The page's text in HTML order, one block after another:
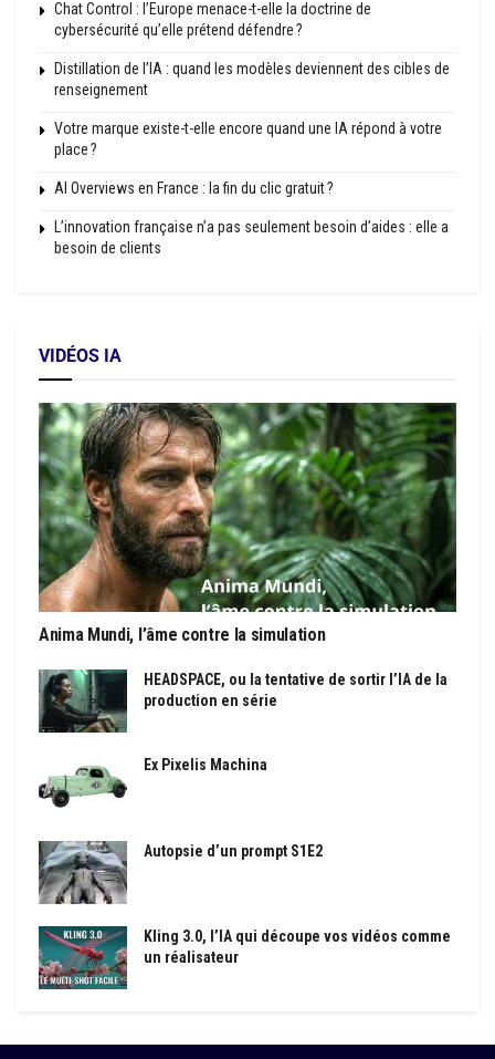
Chat Control : l’Europe menace-t-elle la doctrine de
cybersécurité qu’elle prétend défendre ?
Distillation de l’IA : quand les modèles deviennent des cibles de
renseignement
Votre marque existe-t-elle encore quand une IA répond à votre
place ?
AI Overviews en France : la fin du clic gratuit ?
L’innovation française n’a pas seulement besoin d’aides : elle a
besoin de clients
VIDÉOS IA
Anima Mundi, l’âme contre la simulation
HEADSPACE, ou la tentative de sortir l’IA de la
production en série
Ex Pixelis Machina
Autopsie d’un prompt S1E2
Kling 3.0, l’IA qui découpe vos vidéos comme
un réalisateur